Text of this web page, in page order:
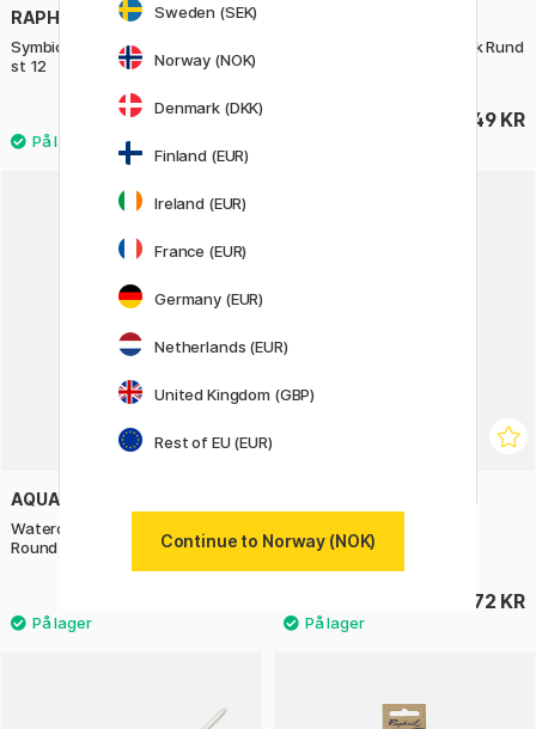
RAPHAËL
Symbiose Pensel Syntetisk Rund
st 12
49 KR
Symbiose Pensel Syntetisk Rund
49 KR
AQUAFINE
Watercolor brush series 85
Round Nr 8
72 KR
Sweden (SEK)
Norway (NOK)
Denmark (DKK)
Finland (EUR)
Ireland (EUR)
France (EUR)
Germany (EUR)
Netherlands (EUR)
United Kingdom (GBP)
Rest of EU (EUR)
Continue to Norway (NOK)